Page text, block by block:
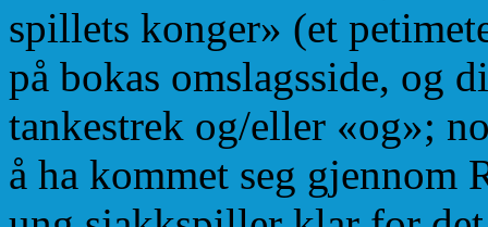
spillets konger» (et
på bokas omslagsside, og
tankestrek og/eller «og»;
å ha kommet seg gjennom